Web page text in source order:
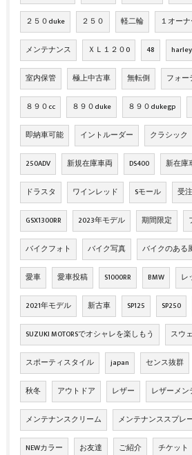
２５０duke ２５０ 軽二輪 １オー
メンテナンス ＸＬ１２０0 48 harley
室内保管 極上中古車 無転倒 フォー
８９０cc ８９０duke ８９０dukegp
即納車可能 イントルーダー クラシック
250ADV 新規在庫車両 DS400 新在庫
ドラスタ ワインレッド Sモール 受
GSX1300RR 2023年モデル 期間限定
バイクフォト バイク写真 バイクのある
愛車 愛車投稿 S1000RR BMW レ
2021年モデル 新古車 SP125 SP250
SUZUKI MOTORSでオシャレを楽しもう スウ
スポーティスタイル japan センス抜群
秋冬 アウトドア レザー レザーメン
メンテナンスクリーム メンテナンススプレ
NEWカラー お友達 ご紹介 チケット